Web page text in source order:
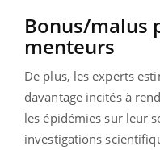
Bonus/malus
menteurs
De plus, les experts
davantage incités à
les épidémies sur leur
investigations